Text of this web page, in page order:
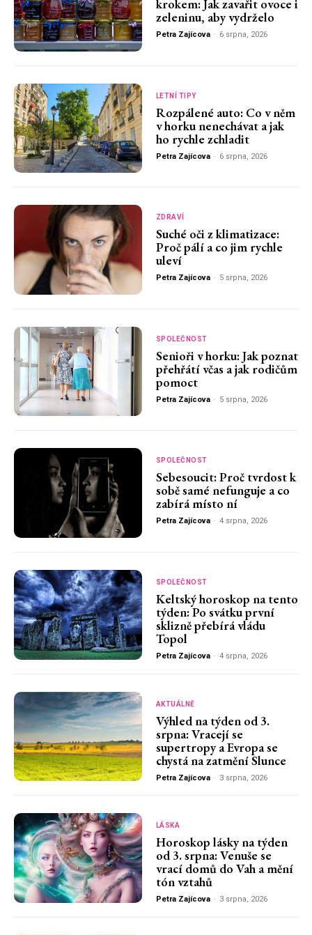
krokem: Jak zavařit ovoce i
zeleninu, aby vydrželo
Petra Zajícova - 6 srpna, 2026
LETNÍ TIPY
Rozpálené auto: Co v něm
v horku nenechávat a jak
ho rychle zchladit
Petra Zajícova - 6 srpna, 2026
ZDRAVÍ
Suché oči z klimatizace:
Proč pálí a co jim rychle
uleví
Petra Zajícova - 5 srpna, 2026
SPOLEČNOST
Senioři v horku: Jak poznat
přehřátí včas a jak rodičům
pomoct
Petra Zajícova - 5 srpna, 2026
SPOLEČNOST
Sebesoucit: Proč tvrdost k
sobě samé nefunguje a co
zabírá místo ní
Petra Zajícova - 4 srpna, 2026
SPOLEČNOST
Keltský horoskop na tento
týden: Po svátku první
sklizně přebírá vládu
Topol
Petra Zajícova - 4 srpna, 2026
AKTUÁLNĚ
Výhled na týden od 3.
srpna: Vracejí se
supertropy a Evropa se
chystá na zatmění Slunce
Petra Zajícova - 3 srpna, 2026
LÁSKA
Horoskop lásky na týden
od 3. srpna: Venuše se
vrací domů do Vah a mění
tón vztahů
Petra Zajícova - 3 srpna, 2026